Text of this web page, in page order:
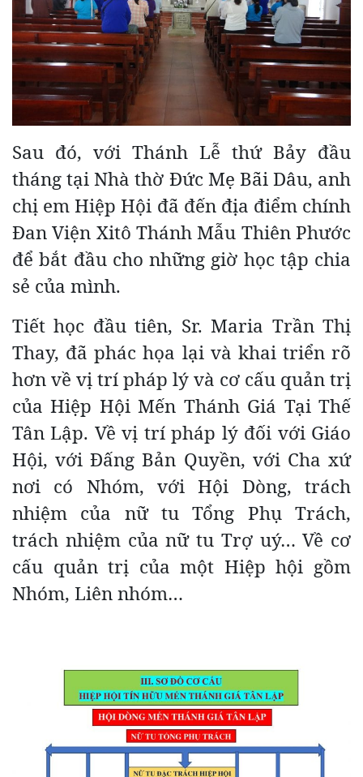
Sau đó, với Thánh Lễ thứ Bảy đầu
tháng tại Nhà thờ Đức Mẹ Bãi Dâu, anh
chị em Hiệp Hội đã đến địa điểm chính
Đan Viện Xitô Thánh Mẫu Thiên Phước
để bắt đầu cho những giờ học tập chia
sẻ của mình.
Tiết học đầu tiên, Sr. Maria Trần Thị
Thay, đã phác họa lại và khai triển rõ
hơn về vị trí pháp lý và cơ cấu quản trị
của Hiệp Hội Mến Thánh Giá Tại Thế
Tân Lập. Về vị trí pháp lý đối với Giáo
Hội, với Đấng Bản Quyền, với Cha xứ
nơi có Nhóm, với Hội Dòng, trách
nhiệm của nữ tu Tổng Phụ Trách,
trách nhiệm của nữ tu Trợ uý… Về cơ
cấu quản trị của một Hiệp hội gồm
Nhóm, Liên nhóm…